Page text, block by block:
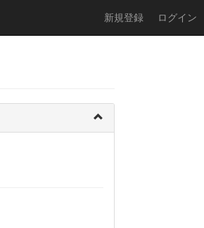
新規登録 ログイン